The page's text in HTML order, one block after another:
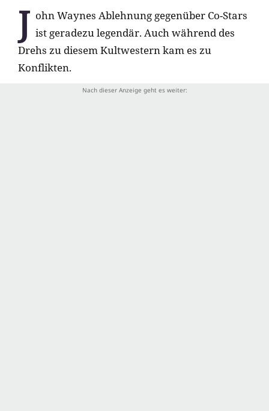
J ohn Waynes Ablehnung gegenüber Co-Stars
ist geradezu legendär. Auch während des
Drehs zu diesem Kultwestern kam es zu
Konflikten.